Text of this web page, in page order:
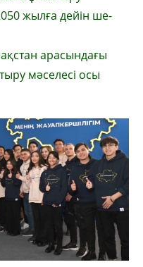
жылға дейін ше­
ара­сын­дағы
мәселесі осы